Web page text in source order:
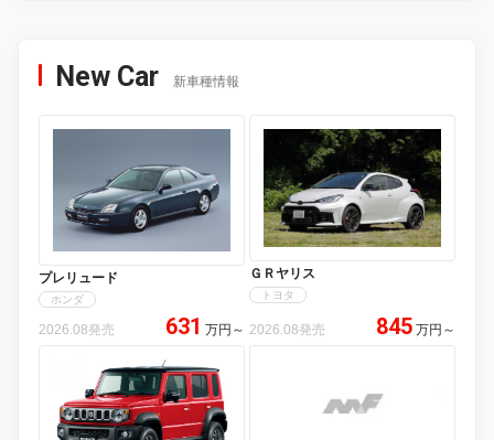
New Car 新車種情報
プレリュード
ホンダ
2026.08発売 631 万円 ～
ＧＲヤリス
トヨタ
2026.08発売 845 万円 ～